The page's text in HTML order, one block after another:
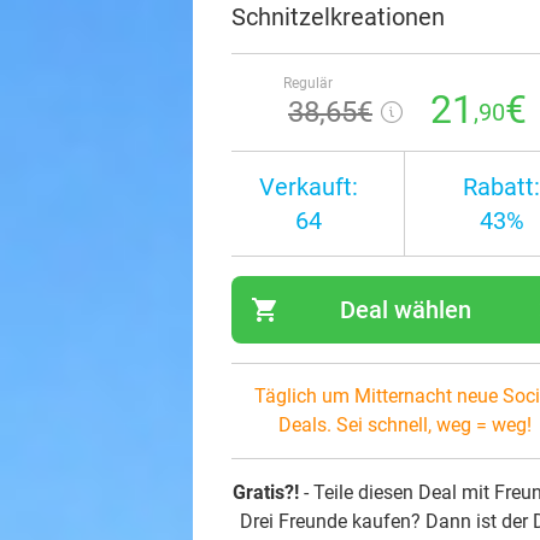
Schnitzelkreationen
Regulär
38,65€ 21 ,90€
Verkauft:
64
Rabatt:
43%
shopping_cart Deal wählen
Täglich um Mitternacht neue
Deals. Sei schnell, weg = weg!
Gratis?!- Teile diesen Deal mit
Drei Freunde kaufen? Dann ist der